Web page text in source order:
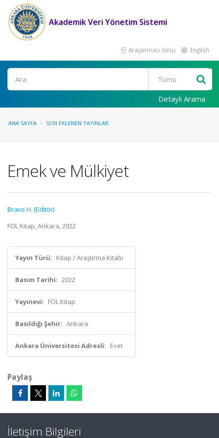
Akademik Veri Yönetim Sistemi
Araştırmacı Girişi English
Ara
Detaylı Arama
ANA SAYFA SON EKLENEN YAYINLAR
Emek ve Mülkiyet
Bravo H. (Editör)
FOL Kitap, Ankara, 2022
Yayın Türü: Kitap / Araştırma Kitabı
Basım Tarihi: 2022
Yayınevi: FOL Kitap
Basıldığı Şehir: Ankara
Ankara Üniversitesi Adresli: Evet
Paylaş
İletişim Bilgileri